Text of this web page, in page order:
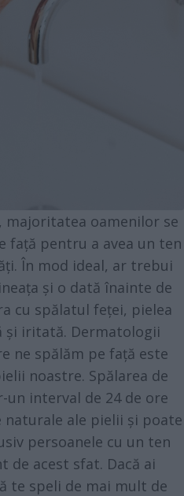
oamenilor se
față pentru a avea un ten
În mod ideal, ar trebui
și o dată înainte de
cu spălatul feței, pielea
și iritată. Dermatologii
ne spălăm pe față este
noastre. Spălarea de
interval de 24 de ore
ale pielii și poate
persoanele cu un ten
de acest sfat. Dacă ai
te speli de mai mult de